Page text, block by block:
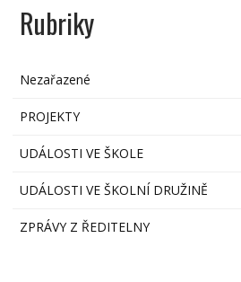
Rubriky
Nezařazené
PROJEKTY
UDÁLOSTI VE ŠKOLE
UDÁLOSTI VE ŠKOLNÍ DRUŽINĚ
ZPRÁVY Z ŘEDITELNY